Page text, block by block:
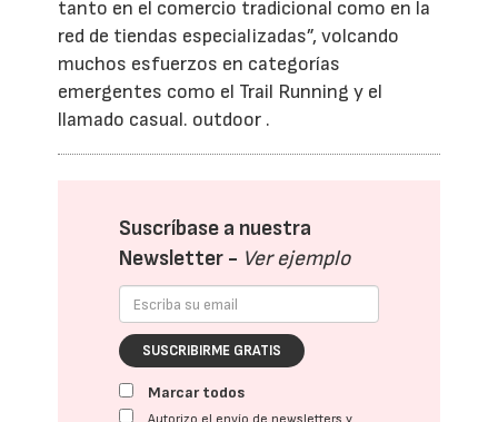
tanto en el comercio tradicional como en la
red de tiendas especializadas”, volcando
muchos esfuerzos en categorías
emergentes como el Trail Running y el
llamado casual. outdoor .
Suscríbase a nuestra
Newsletter - Ver ejemplo
SUSCRIBIRME GRATIS
Marcar todos